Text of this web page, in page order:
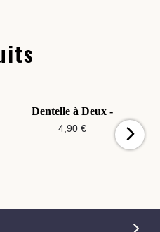
Dentelle à Deux -
4,90 €